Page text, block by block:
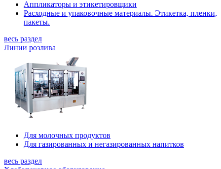
Аппликаторы и этикетировщики
Расходные и упаковочные материалы. Этикетка, пленки,
пакеты.
весь раздел
Линии розлива
Для молочных продуктов
Для газированных и негазированных напитков
весь раздел